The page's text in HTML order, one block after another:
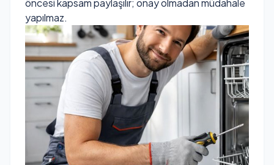
öncesi kapsam paylaşılır; onay olmadan müdahale
yapılmaz.